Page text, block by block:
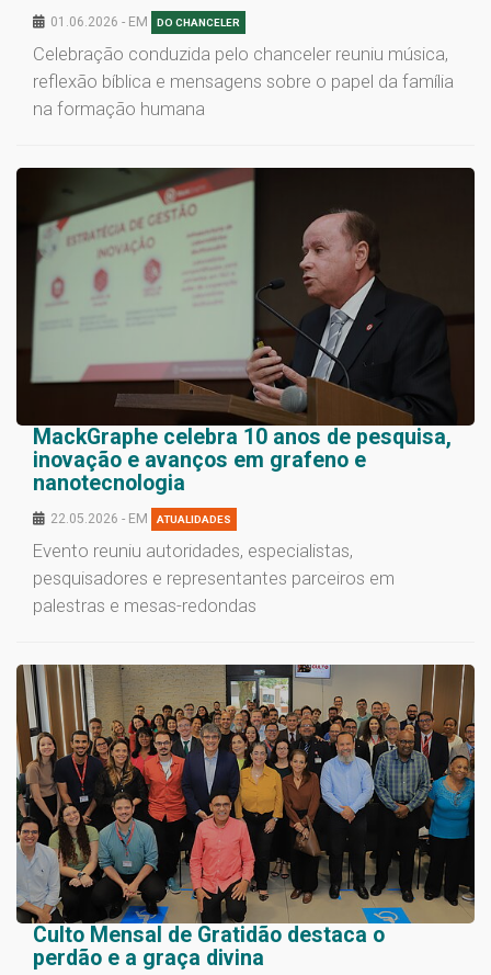
01.06.2026 - EM DO CHANCELER
Celebração conduzida pelo chanceler reuniu música,
reflexão bíblica e mensagens sobre o papel da família
na formação humana
MackGraphe celebra 10 anos de pesquisa,
inovação e avanços em grafeno e
nanotecnologia
22.05.2026 - EM ATUALIDADES
Evento reuniu autoridades, especialistas,
pesquisadores e representantes parceiros em
palestras e mesas-redondas
Culto Mensal de Gratidão destaca o
perdão e a graça divina